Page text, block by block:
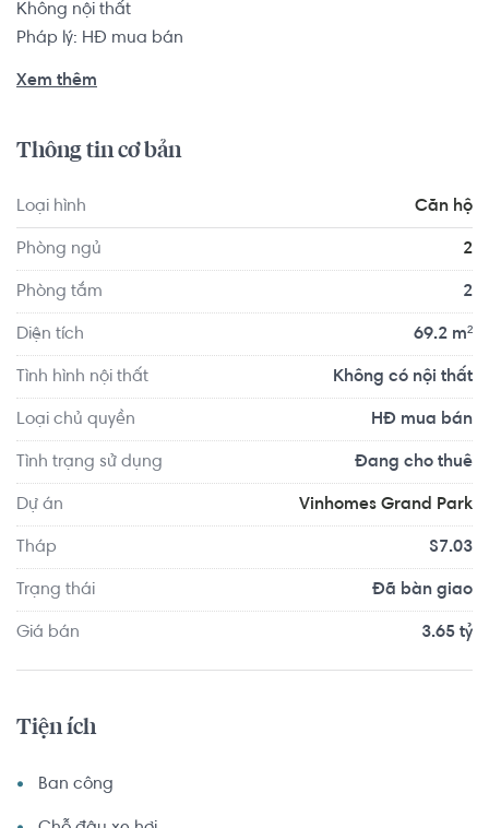
Không nội thất
Pháp lý: HĐ mua bán
trí thuận tiện di chuyển với đầy đủ các tiện ích về y tế, giáo
Thạnh Mỹ, Siêu Thị Bách Hóa Xanh Nguyễn Văn Tăng...
Xem thêm
Thông tin cơ bản
Loại hình Căn hộ
Phòng ngủ 2
Phòng tắm 2
Diện tích 69.2 m²
Tình hình nội thất Không có nội thất
Loại chủ quyền HĐ mua bán
Tình trạng sử dụng Đang cho thuê
Dự án Vinhomes Grand Park
Tháp S7.03
Trạng thái Đã bàn giao
Giá bán 3.65 tỷ
Tiện ích
Ban công